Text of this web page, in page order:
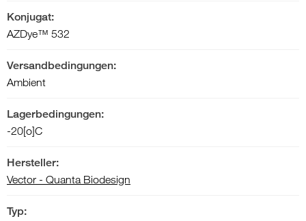
Konjugat:
AZDye™ 532
Versandbedingungen:
Ambient
Lagerbedingungen:
-20[o]C
Hersteller:
Vector - Quanta Biodesign
Typ: